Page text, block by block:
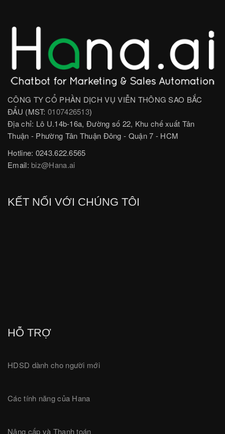
CÔNG TY CỔ PHẦN DỊCH VỤ VIỄN THÔNG SAO BẮC
ĐẨU (MST:0107426513)
Địa chỉ: Lô U.14b-16a, Đường số 22, Khu chế xuất Tân
Thuận - Phường Tân Thuận Đông - Quận 7 - HCM
Hotline: 0243.622.6565
Email:biz@Hana.ai
KẾT NỐI VỚI CHÚNG TÔI
HỖ TRỢ
HDSD dành cho người mới
Các tính năng của Hana
Nâng cấp và Thanh toán